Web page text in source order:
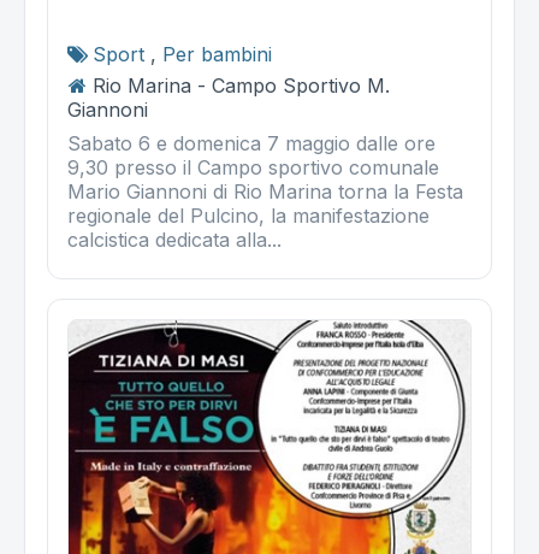
Sport , Per bambini
Rio Marina - Campo Sportivo M.
Giannoni
Sabato 6 e domenica 7 maggio dalle ore
9,30 presso il Campo sportivo comunale
Mario Giannoni di Rio Marina torna la Festa
regionale del Pulcino, la manifestazione
calcistica dedicata alla...